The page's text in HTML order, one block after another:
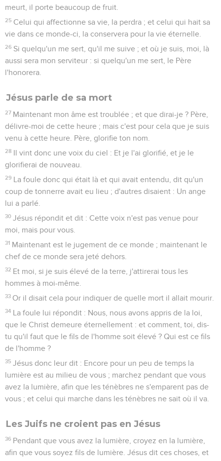
meurt, il porte beaucoup de fruit.
25 Celui qui affectionne sa vie, la perdra ; et celui qui hait sa
vie dans ce monde-ci, la conservera pour la vie éternelle.
26 Si quelqu'un me sert, qu'il me suive ; et où je suis, moi, là
aussi sera mon serviteur : si quelqu'un me sert, le Père
l'honorera.
Jésus parle de sa mort
27 Maintenant mon âme est troublée ; et que dirai-je ? Père,
délivre-moi de cette heure ; mais c'est pour cela que je suis
venu à cette heure. Père, glorifie ton nom.
28 Il vint donc une voix du ciel : Et je l'ai glorifié, et je le
glorifierai de nouveau.
29 La foule donc qui était là et qui avait entendu, dit qu'un
coup de tonnerre avait eu lieu ; d'autres disaient : Un ange
lui a parlé.
30 Jésus répondit et dit : Cette voix n'est pas venue pour
moi, mais pour vous.
31 Maintenant est le jugement de ce monde ; maintenant le
chef de ce monde sera jeté dehors.
32 Et moi, si je suis élevé de la terre, j'attirerai tous les
hommes à moi-même.
33 Or il disait cela pour indiquer de quelle mort il allait mourir.
34 La foule lui répondit : Nous, nous avons appris de la loi,
que le Christ demeure éternellement : et comment, toi, dis-
tu qu'il faut que le fils de l'homme soit élevé ? Qui est ce fils
de l'homme ?
35 Jésus donc leur dit : Encore pour un peu de temps la
lumière est au milieu de vous ; marchez pendant que vous
avez la lumière, afin que les ténèbres ne s'emparent pas de
vous ; et celui qui marche dans les ténèbres ne sait où il va.
Les Juifs ne croient pas en Jésus
36 Pendant que vous avez la lumière, croyez en la lumière,
afin que vous soyez fils de lumière. Jésus dit ces choses, et